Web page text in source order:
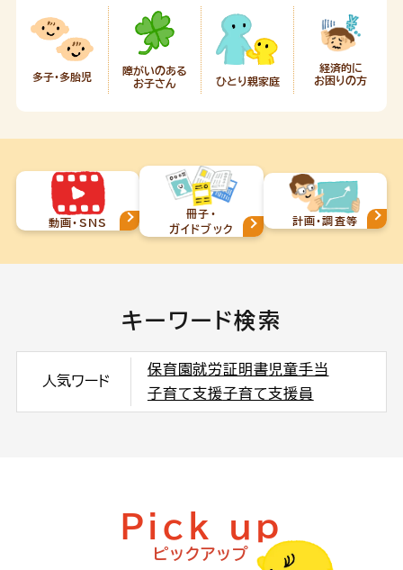
多子・多胎児
障がいのある
お子さん
ひとり親家庭
経済的に
お困りの方
動画・SNS
冊子・
ガイドブック
計画・調査等
キーワード検索
人気ワード
保育園就労証明書児童手当
子育て支援子育て支援員
Pick up
ピックアップ